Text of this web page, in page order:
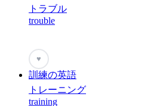
トラブル
trouble
♥
訓練の英語
トレーニング
training